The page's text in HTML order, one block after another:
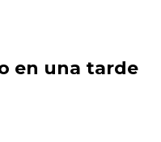
en una tarde